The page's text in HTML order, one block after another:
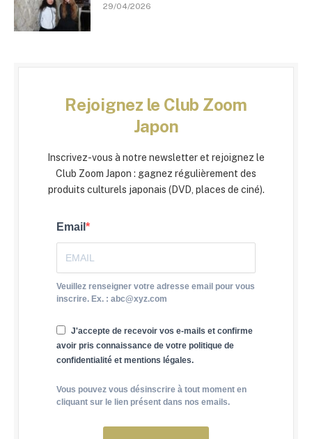
29/04/2026
Rejoignez le Club Zoom
Japon
Inscrivez-vous à notre newsletter et rejoignez le
Club Zoom Japon : gagnez régulièrement des
produits culturels japonais (DVD, places de ciné).
Email
Veuillez renseigner votre adresse email pour vous
inscrire. Ex. : abc@xyz.com
J'accepte de recevoir vos e-mails et confirme
avoir pris connaissance de votre politique de
confidentialité et mentions légales.
Vous pouvez vous désinscrire à tout moment en
cliquant sur le lien présent dans nos emails.